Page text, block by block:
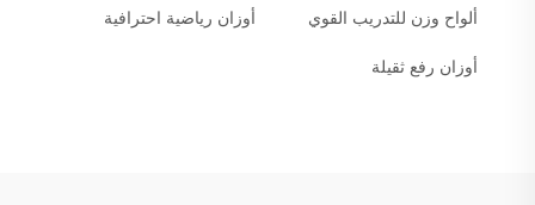
ألواح وزن للتدريب القوي أوزان رياضية احترافية
أوزان رفع ثقيلة